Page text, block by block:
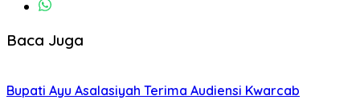
Baca Juga
Bupati Ayu Asalasiyah Terima Audiensi Kwarcab